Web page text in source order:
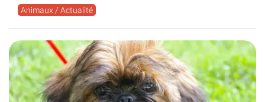
Animaux / Actualité